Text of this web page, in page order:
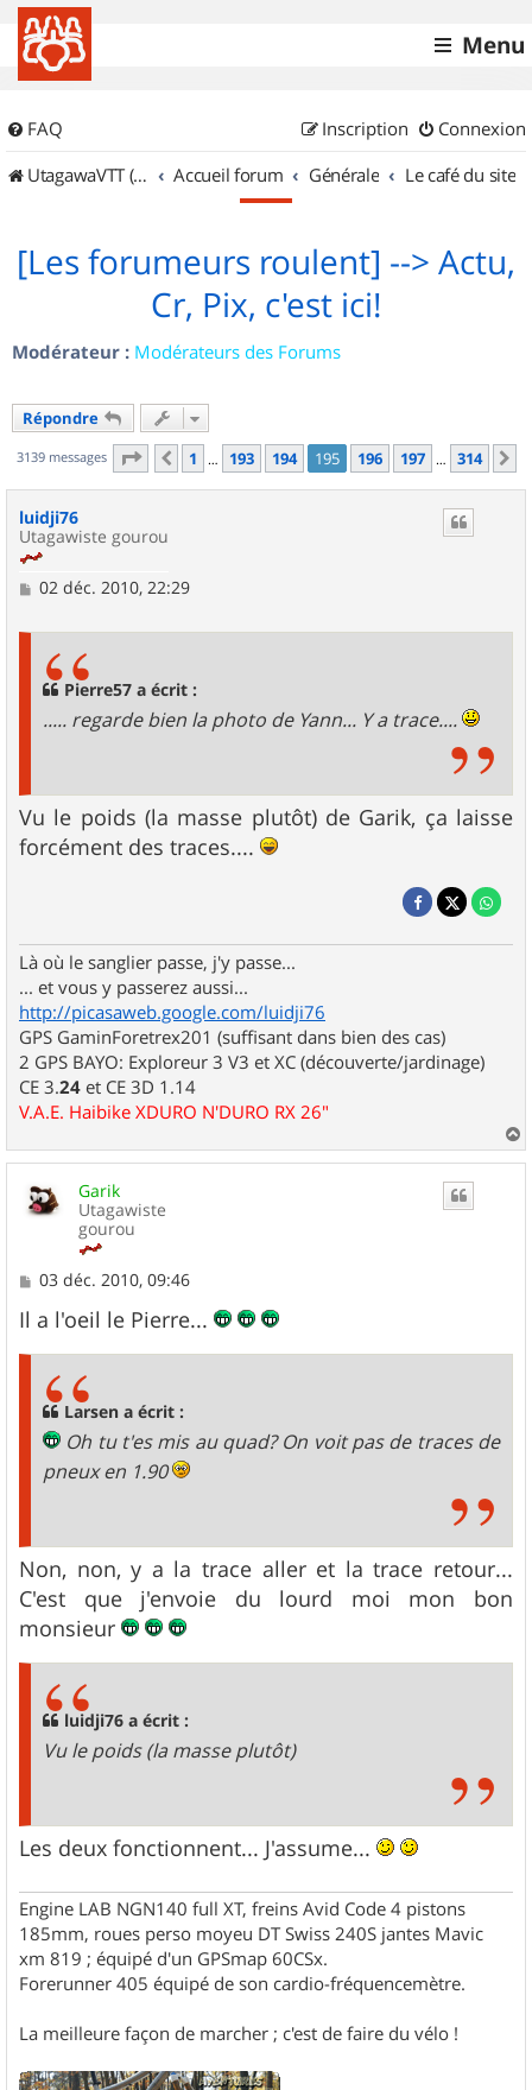
Menu
FAQ Connexion
Inscription
UtagawaVTT (Randos VTT et VTTAE avec traces GPS)
Accueil forum Générale Le café du site
[Les forumeurs roulent] --> Actu,
Cr, Pix, c'est ici!
Modérateur : Modérateurs des Forums
Répondre
3139 messages Page 195 sur314
Précédent
1 … 193 194 195 196 197 … 314
luidji76
Utagawiste gourou
M
02 déc. 2010, 22:29
Pierre57 a écrit :
..... regarde bien la photo de Yann... Y a trace....
Vu le poids (la masse plutôt) de Garik, ça laisse
forcément des traces....
Là où le sanglier passe, j'y passe...
... et vous y passerez aussi...
http://picasaweb.google.com/luidji76
GPS GaminForetrex201 (suffisant dans bien des cas)
2 GPS BAYO: Exploreur 3 V3 et XC (découverte/jardinage)
CE 3.24 et CE 3D 1.14
V.A.E. Haibike XDURO N'DURO RX 26"
a
u
Garik
Utagawiste
gourou
M
s
s
a
03 déc. 2010, 09:46
Il a l'oeil le Pierre...
Larsen a écrit :
Oh tu t'es mis au quad? On voit pas de traces de
pneux en 1.90
Non, non, y a la trace aller et la trace retour...
C'est que j'envoie du lourd moi mon bon
monsieur
luidji76 a écrit :
Vu le poids (la masse plutôt)
Les deux fonctionnent... J'assume...
Engine LAB NGN140 full XT, freins Avid Code 4 pistons
185mm, roues perso moyeu DT Swiss 240S jantes Mavic
xm 819 ; équipé d'un GPSmap 60CSx.
Forerunner 405 équipé de son cardio-fréquencemètre.
La meilleure façon de marcher ; c'est de faire du vélo !